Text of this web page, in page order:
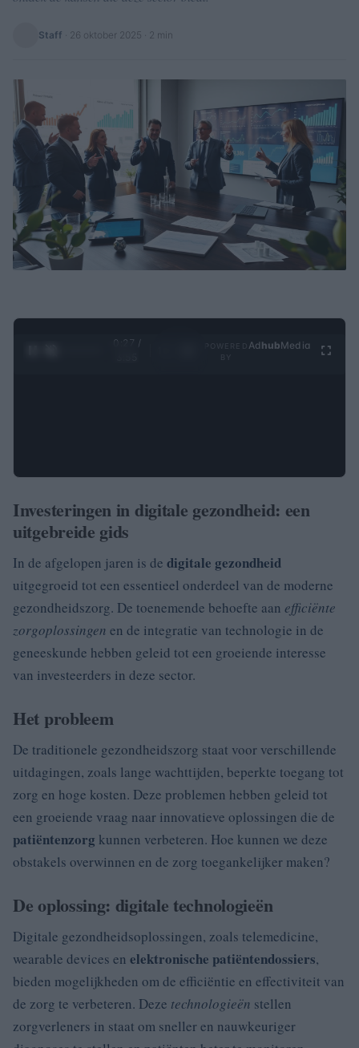
Staff 26 oktober 2025 · 2 min
0:28 /
Ad hubMedia
Investeringen in digitale gezondheid: een
uitgebreide gids
In de afgelopen jaren is de digitale gezondheid
uitgegroeid tot een essentieel onderdeel van de moderne
gezondheidszorg. De toenemende behoefte aan efficiënte
zorgoplossingen en de integratie van technologie in de
geneeskunde hebben geleid tot een groeiende interesse
van investeerders in deze sector.
Het probleem
De traditionele gezondheidszorg staat voor verschillende
uitdagingen, zoals lange wachttijden, beperkte toegang tot
zorg en hoge kosten. Deze problemen hebben geleid tot
een groeiende vraag naar innovatieve oplossingen die de
patiëntenzorg kunnen verbeteren. Hoe kunnen we deze
obstakels overwinnen en de zorg toegankelijker maken?
De oplossing: digitale technologieën
Digitale gezondheidsoplossingen, zoals telemedicine,
wearable devices en elektronische patiëntendossiers,
bieden mogelijkheden om de efficiëntie en effectiviteit van
de zorg te verbeteren. Deze technologieën stellen
zorgverleners in staat om sneller en nauwkeuriger